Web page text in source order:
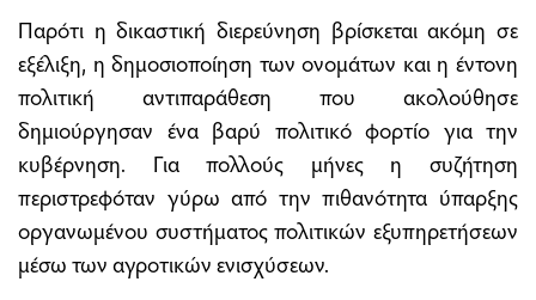
Παρότι η δικαστική διερεύνηση βρίσκεται ακόμη σε
εξέλιξη, η δημοσιοποίηση των ονομάτων και η έντονη
πολιτική αντιπαράθεση που ακολούθησε
δημιούργησαν ένα βαρύ πολιτικό φορτίο για την
κυβέρνηση. Για πολλούς μήνες η συζήτηση
περιστρεφόταν γύρω από την πιθανότητα ύπαρξης
οργανωμένου συστήματος πολιτικών εξυπηρετήσεων
μέσω των αγροτικών ενισχύσεων.